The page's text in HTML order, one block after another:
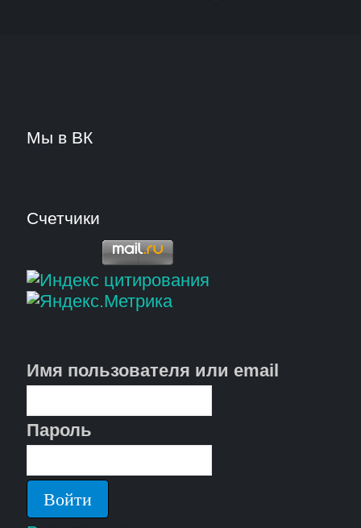
Мы в ВК
Счетчики
Имя пользователя или email
Пароль